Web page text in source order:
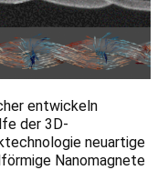
entwickeln
der 3D-
neuartige
Nanomagnete